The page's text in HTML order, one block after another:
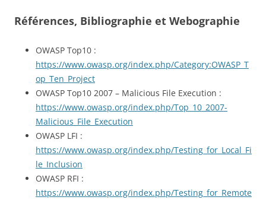
Références, Bibliographie et Webographie
OWASP Top10 :
https://www.owasp.org/index.php/Category:OWASP_T
op_Ten_Project
OWASP Top10 2007 – Malicious File Execution :
https://www.owasp.org/index.php/Top_10_2007-
Malicious_File_Execution
OWASP LFI :
https://www.owasp.org/index.php/Testing_for_Local_Fi
le_Inclusion
OWASP RFI :
https://www.owasp.org/index.php/Testing_for_Remote